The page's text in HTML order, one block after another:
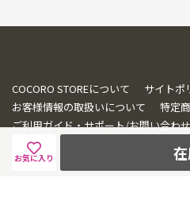
お気に入り
COCORO STOREについて サイトポ
お客様情報の取扱いについて
特定
ご利用ガイド・サポート/お問い合わせ